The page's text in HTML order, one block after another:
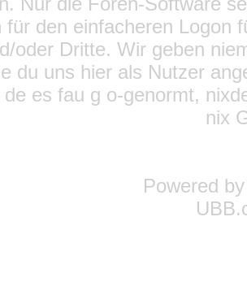
für den einfacheren Logon
oder Dritte. Wir geben
du uns hier als Nutzer
es fau g o-genormt,
nix
Powered